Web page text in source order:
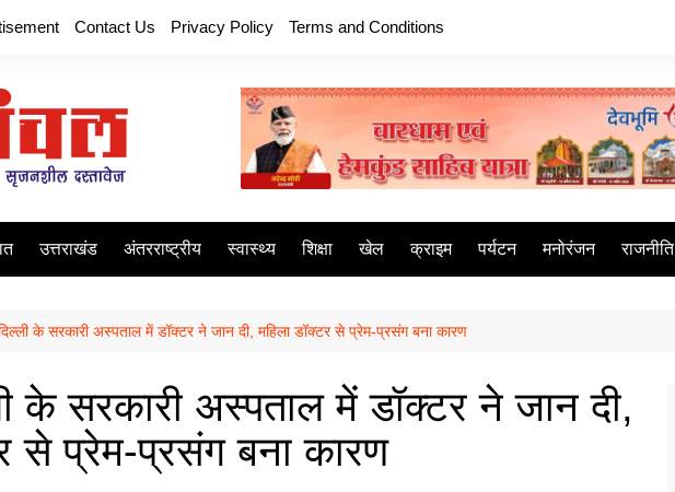
Contact Us Privacy Policy Terms and Conditions
उत्तराखंड अंतरराष्ट्रीय स्वास्थ्य शिक्षा खेल क्राइम पर्यटन मनोरंजन राजनीति
के सरकारी अस्पताल में डॉक्टर ने जान दी, महिला डॉक्टर से प्रेम-प्रसंग बना कारण
के सरकारी अस्पताल में डॉक्टर ने जान दी,
से प्रेम-प्रसंग बना कारण